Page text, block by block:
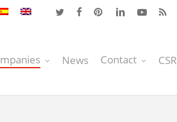
twitter facebookpinterestlinkedinyoutubeRSS
News Contact CSR